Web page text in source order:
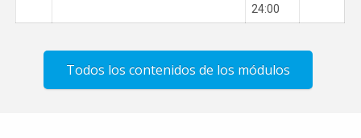
24:00
Todos los contenidos de los módulos